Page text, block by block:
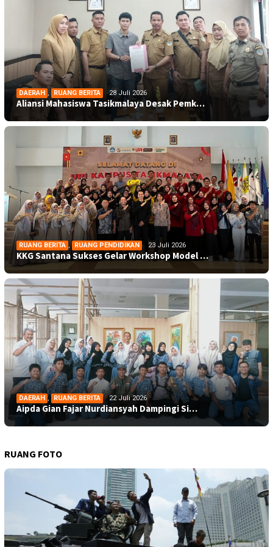
DAERAH , RUANG BERITA 28 Juli 2026
Aliansi Mahasiswa Tasikmalaya Desak Pemk…
RUANG BERITA , RUANG PENDIDIKAN 23 Juli 2026
KKG Santana Sukses Gelar Workshop Model …
DAERAH , RUANG BERITA 22 Juli 2026
Aipda Gian Fajar Nurdiansyah Dampingi Si…
RUANG FOTO